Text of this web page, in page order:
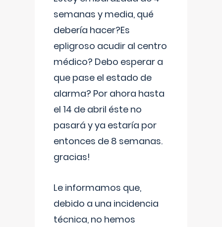
semanas y media, qué
debería hacer?Es
epligroso acudir al centro
médico? Debo esperar a
que pase el estado de
alarma? Por ahora hasta
el 14 de abril éste no
pasará y ya estaría por
entonces de 8 semanas.
gracias!
Le informamos que,
debido a una incidencia
técnica, no hemos